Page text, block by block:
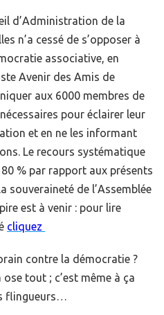
d’Administration de la
n’a cessé de s’opposer à
associative, en
Avenir des Amis de
aux 6000 membres de
pour éclairer leur
et en ne les informant
Le recours systématique
% par rapport aux présents
souveraineté de l’Assemblée
est à venir : pour lire
cliquez
contre la démocratie ?
tout ; c’est même à ça
flingueurs…